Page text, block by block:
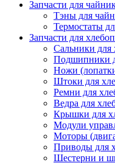
Запчасти для
Тэны для
Термостаты
Запчасти для
Сальники для
Подшипники
Ножи
Штоки для
Ремни для
Ведра для
Крышки для
Модули
Моторы
Приводы для
Шестерни и